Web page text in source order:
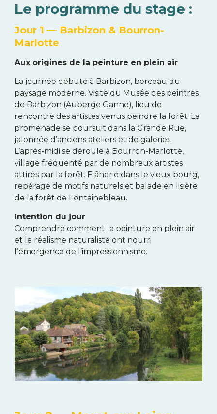
Le programme du stage :
Jour 1 — Barbizon & Bourron-
Marlotte
Aux origines de la peinture en plein air
La journée débute à Barbizon, berceau du
paysage moderne. Visite du Musée des peintres
de Barbizon (Auberge Ganne), lieu de
rencontre des artistes venus peindre la forêt. La
promenade se poursuit dans la Grande Rue,
jalonnée d’anciens ateliers et de galeries.
L’après-midi se déroule à Bourron-Marlotte,
village fréquenté par de nombreux artistes
attirés par la forêt. Flânerie dans le vieux bourg,
repérage de motifs naturels et balade en lisière
de la forêt de Fontainebleau.
Intention du jour
Comprendre comment la peinture en plein air
et le réalisme naturaliste ont nourri
l’émergence de l’impressionnisme.